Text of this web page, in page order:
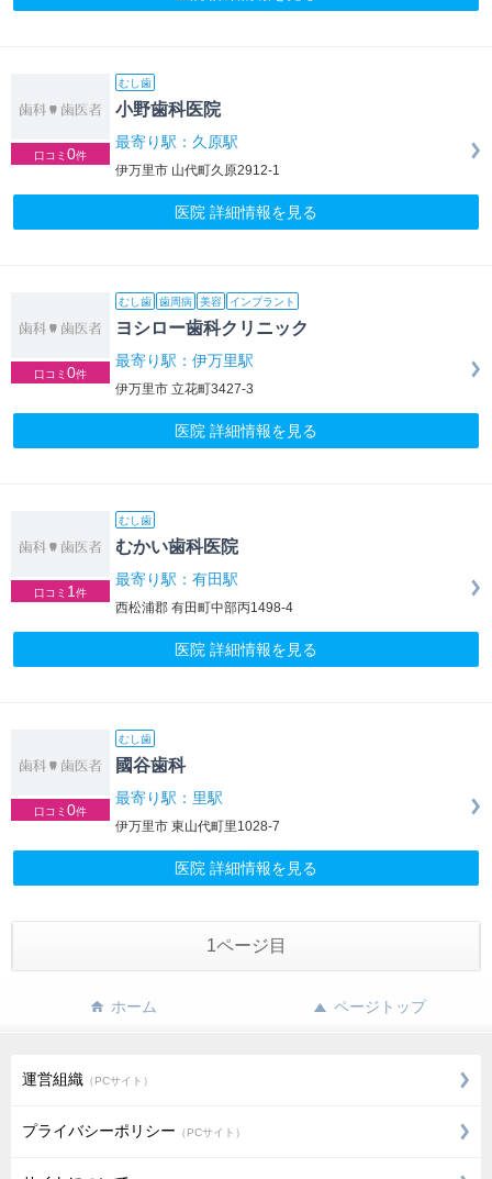
口コミ 0件
むし歯
小野歯科医院
最寄り駅：久原駅
伊万里市 山代町久原2912-1
医院 詳細情報を見る
口コミ 0件
むし歯 歯周病 美容 インプラント
ヨシロー歯科クリニック
最寄り駅：伊万里駅
伊万里市 立花町3427-3
医院 詳細情報を見る
口コミ 1 件
むし歯
むかい歯科医院
最寄り駅：有田駅
西松浦郡 有田町中部丙1498-4
医院 詳細情報を見る
口コミ 0件
むし歯
國谷歯科
最寄り駅：里駅
伊万里市 東山代町里1028-7
医院 詳細情報を見る
1ページ目
ホーム ページトップ
運営組織 （PCサイト）
プライバシーポリシー （PCサイト）